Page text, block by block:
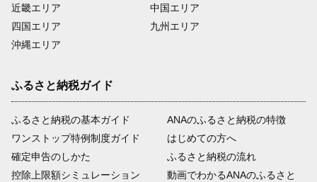
近畿エリア
四国エリア
沖縄エリア
中国エリア
九州エリア
ふるさと納税ガイド
ふるさと納税の基本ガイド
ワンストップ特例制度ガイド
確定申告のしかた
控除上限額シミュレーション
ANAのふるさと納税の特徴
はじめての方へ
ふるさと納税の流れ
動画でわかるANAのふるさと